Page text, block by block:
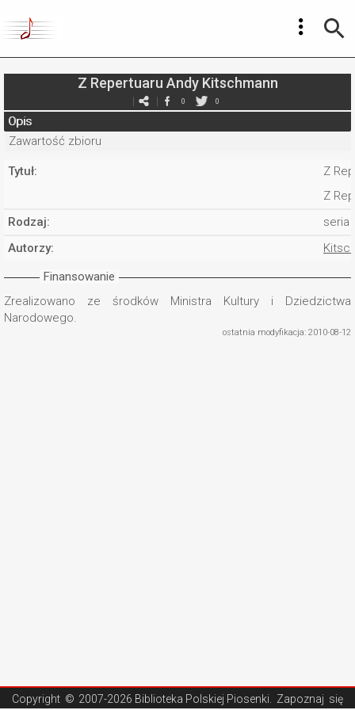
Z Repertuaru Andy Kitschmann
0 0
Opis
Zawartość zbioru
Tytuł:
Z
Z
Rodzaj:
seria
Autorzy:
Finansowanie
Zrealizowano ze środków Ministra Kultury i Dziedzictwa
Narodowego.
ostatnia modyfikacja: 2010-08-12
Copyright © 2007-2026 Biblioteka Polskiej Piosenki . Zapoznaj się